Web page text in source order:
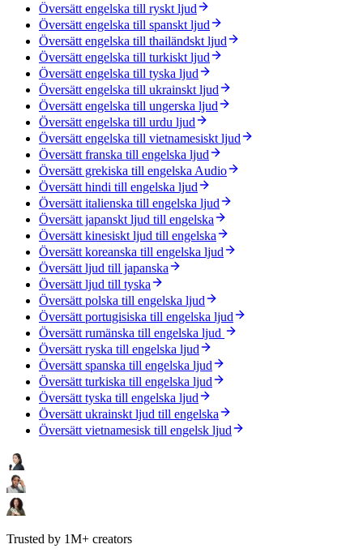
Översätt engelska till ryskt ljud
Översätt engelska till spanskt ljud
Översätt engelska till thailändskt ljud
Översätt engelska till turkiskt ljud
Översätt engelska till tyska ljud
Översätt engelska till ukrainskt ljud
Översätt engelska till ungerska ljud
Översätt engelska till urdu ljud
Översätt engelska till vietnamesiskt ljud
Översätt franska till engelska ljud
Översätt grekiska till engelska Audio
Översätt hindi till engelska ljud
Översätt italienska till engelska ljud
Översätt japanskt ljud till engelska
Översätt kinesiskt ljud till engelska
Översätt koreanska till engelska ljud
Översätt ljud till japanska
Översätt ljud till tyska
Översätt polska till engelska ljud
Översätt portugisiska till engelska ljud
Översätt rumänska till engelska ljud
Översätt ryska till engelska ljud
Översätt spanska till engelska ljud
Översätt turkiska till engelska ljud
Översätt tyska till engelska ljud
Översätt ukrainskt ljud till engelska
Översätt vietnamesisk till engelsk ljud
Trusted by 1M+ creators